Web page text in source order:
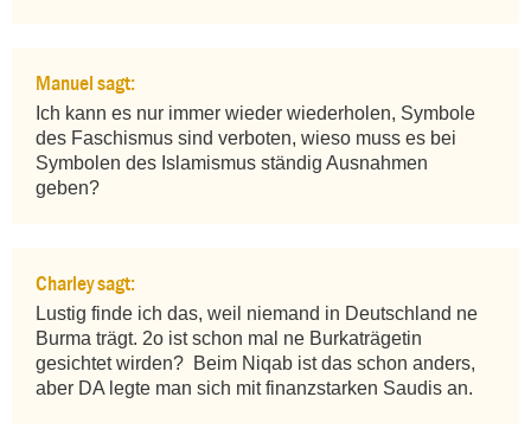
Manuel sagt:
Ich kann es nur immer wieder wiederholen, Symbole
des Faschismus sind verboten, wieso muss es bei
Symbolen des Islamismus ständig Ausnahmen
geben?
Charley sagt:
Lustig finde ich das, weil niemand in Deutschland ne
Burma trägt. 2o ist schon mal ne Burkaträgetin
gesichtet wirden?  Beim Niqab ist das schon anders,
aber DA legte man sich mit finanzstarken Saudis an.